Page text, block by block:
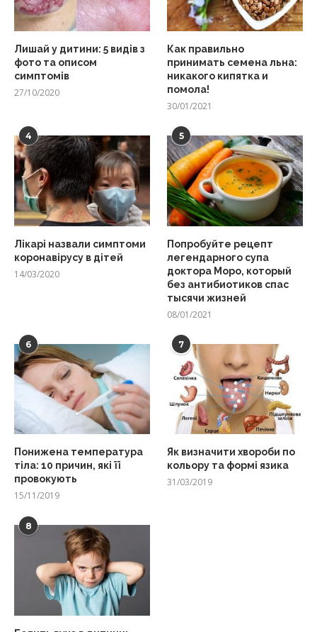
Лишай у дитини: 5 видів з
фото та описом
симптомів
27/10/2020
Как правильно
принимать семена льна:
никакого кипятка и
помола!
30/01/2021
4
Лікарі назвали симптоми
коронавірусу в дітей
14/03/2020
5
Попробуйте рецепт
легендарного супа
доктора Моро, который
без антибиотиков спас
тысячи жизней
08/01/2021
6
Понижена температура
тіла: 10 причин, які її
провокують
15/11/2019
7
Як визначити хвороби по
кольору та формі язика
31/03/2019
8